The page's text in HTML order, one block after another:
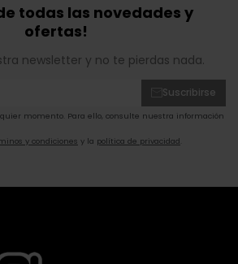
todas las novedades y
ofertas!
newsletter y no te pierdas nada.
Suscribirse
momento. Para ello, consulte nuestra información
y condiciones y la política de privacidad